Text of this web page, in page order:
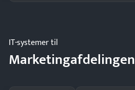
IT-systemer til
Marketingafdelingen